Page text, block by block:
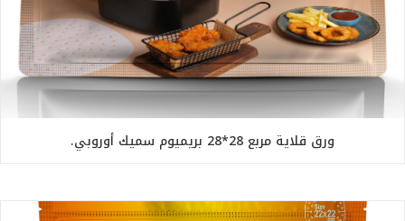
ورق قلاية مربع 28*28 بريميوم سميك أوروبي.